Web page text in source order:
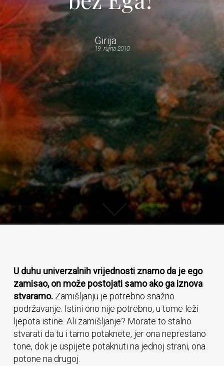
Girija
19. rujna 2010.
U duhu univerzalnih vrijednosti znamo da je ego
zamisao, on može postojati samo ako ga iznova
stvaramo.Zamišljanju je potrebno snažno
podržavanje. Istini ono nije potrebno, u tome leži
ljepota istine. Ali zamišljanje? Morate to stalno
stvarati da tu i tamo potaknete, jer ona neprestano
tone, dok je uspijete potaknuti na jednoj strani, ona
potone na drugoj.